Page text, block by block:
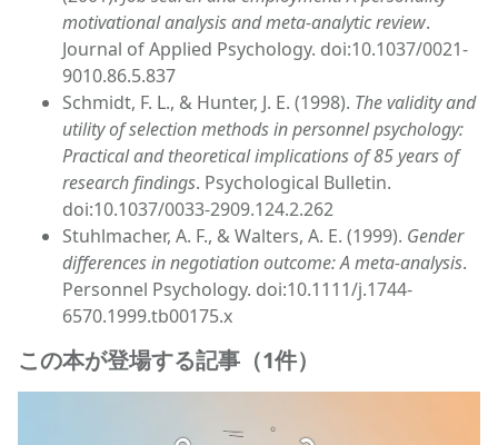
motivational analysis and meta-analytic review.
Journal of Applied Psychology. doi:10.1037/0021-
9010.86.5.837
Schmidt, F. L., & Hunter, J. E. (1998). The validity and
utility of selection methods in personnel psychology:
Practical and theoretical implications of 85 years of
research findings. Psychological Bulletin.
doi:10.1037/0033-2909.124.2.262
Stuhlmacher, A. F., & Walters, A. E. (1999). Gender
differences in negotiation outcome: A meta-analysis.
Personnel Psychology. doi:10.1111/j.1744-
6570.1999.tb00175.x
この本が登場する記事（1件）